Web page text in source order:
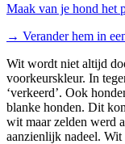
Maak van je hond het
→ Verander hem in
Wit wordt niet altijd
voorkeurskleur. In
‘verkeerd’. Ook
blanke honden. Dit
wit maar zelden werd
aanzienlijk nadeel.